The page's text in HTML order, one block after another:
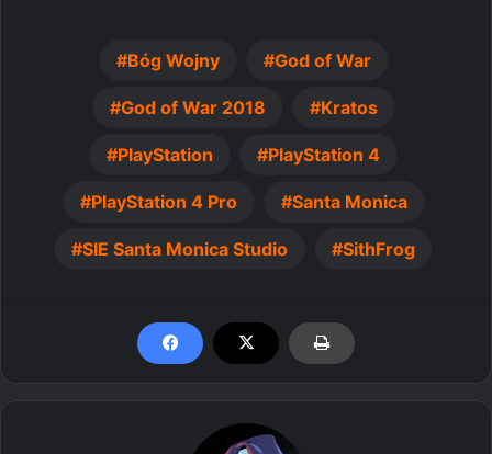
Bóg Wojny God of War
God of War 2018 Kratos
PlayStation PlayStation 4
PlayStation 4 Pro Santa Monica
SIE Santa Monica Studio SithFrog